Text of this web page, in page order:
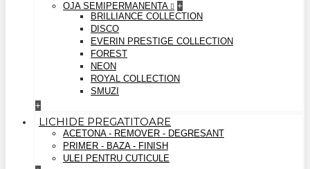
OJA SEMIPERMANENTA
+
BRILLIANCE COLLECTION
DISCO
EVERIN PRESTIGE COLLECTION
FOREST
NEON
ROYAL COLLECTION
SMUZI
+
LICHIDE PREGATITOARE
ACETONA - REMOVER - DEGRESANT
PRIMER - BAZA - FINISH
ULEI PENTRU CUTICULE